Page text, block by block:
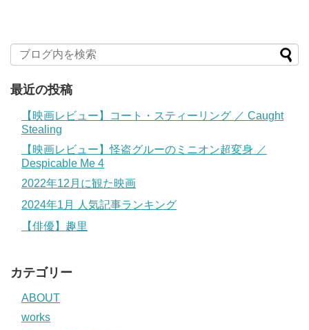
最近の投稿
【映画レビュー】コート・スティーリング ／ Caught
Stealing
【映画レビュー】怪盗グルーのミニオン超変身 ／
Despicable Me 4
2022年12月に観た映画
2024年1月 人気記事ランキング
【俳優】趣里
カテゴリー
ABOUT
works